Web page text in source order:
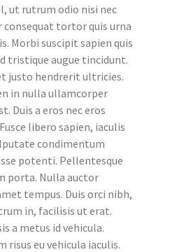
ut rutrum odio nisi nec
consequat tortor quis urna
Morbi suscipit sapien quis
tristique augue tincidunt.
justo hendrerit ultricies.
in nulla ullamcorper
Duis a eros nec eros
libero sapien, iaculis
condimentum
potenti. Pellentesque
porta. Nulla auctor
tempus. Duis orci nibh,
in, facilisis ut erat.
a metus id vehicula.
risus eu vehicula iaculis.